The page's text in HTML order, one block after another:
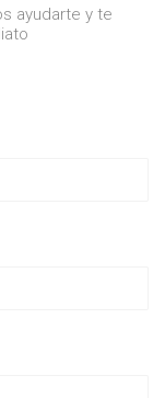
ayudarte y te